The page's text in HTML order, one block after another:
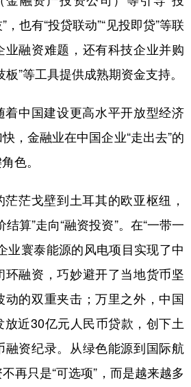
也有“投贷联动”“见投即贷”等联
融资难题，还有科技企业并购
”等工具提供成熟期资金支持。
中国建设更高水平开放型经济
，金融业在中国企业“走出去”的
色。
茫戈壁到土耳其的欧亚枢纽，
算”走向“融资投资”。在“一带一
业寰泰能源的风电项目实现了中
环融资，巧妙避开了当地货币坚
的双重夹击；万里之外，中国
近30亿元人民币贷款，创下土
资纪录。从绿色能源到国际航
再只是“可选项”，而是越来越多